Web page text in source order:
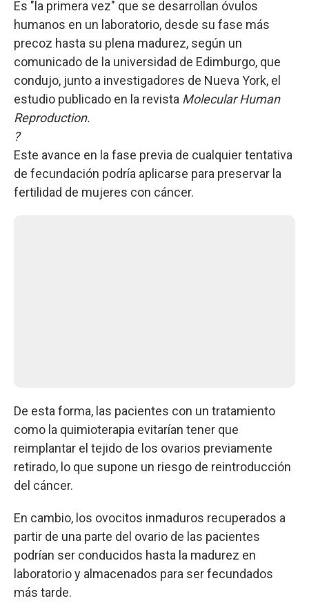
Es "la primera vez" que se desarrollan óvulos
humanos en un laboratorio, desde su fase más
precoz hasta su plena madurez, según un
comunicado de la universidad de Edimburgo, que
condujo, junto a investigadores de Nueva York, el
estudio publicado en la revista Molecular Human
Reproduction.
?
Este avance en la fase previa de cualquier tentativa
de fecundación podría aplicarse para preservar la
fertilidad de mujeres con cáncer.
De esta forma, las pacientes con un tratamiento
como la quimioterapia evitarían tener que
reimplantar el tejido de los ovarios previamente
retirado, lo que supone un riesgo de reintroducción
del cáncer.
En cambio, los ovocitos inmaduros recuperados a
partir de una parte del ovario de las pacientes
podrían ser conducidos hasta la madurez en
laboratorio y almacenados para ser fecundados
más tarde.